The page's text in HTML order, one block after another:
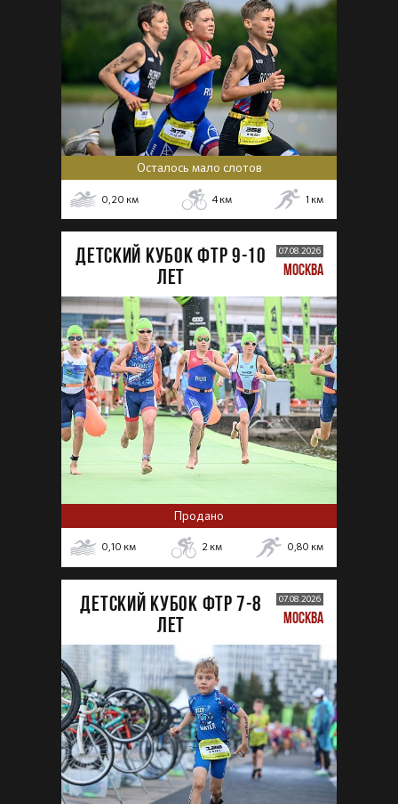
Осталось мало слотов
0,20 км 4км 1 км
ДЕТСКИЙ КУБОК ФТР 9-10
лет
07.08.2026
МОСКВА
Продано
0,10 км 2 км 0,80 км
ДЕТСКИЙ КУБОК ФТР 7-8
лет
07.08.2026
МОСКВА